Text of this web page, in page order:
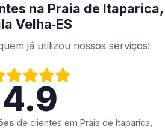
na Praia de Itaparica,
Velha‑ES
já utilizou nossos serviços!
4.9
de clientes em Praia de Itaparica,